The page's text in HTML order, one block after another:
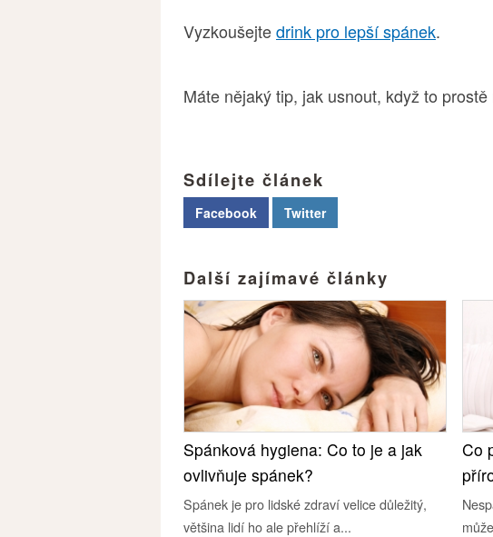
Vyzkoušejtedrink pro lepší spánek.
Máte nějaký tip, jak usnout, když to prostě
Sdílejte článek
Facebook Twitter
Další zajímavé články
Spánková hygiena: Co to je a jak
ovlivňuje spánek?
Spánek je pro lidské zdraví velice důležitý,
většina lidí ho ale přehlíží a...
Co